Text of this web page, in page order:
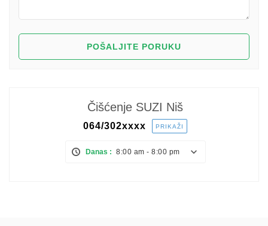
Čišćenje SUZI Niš
064/302xxxx PRIKAŽI
Danas : 8:00 am - 8:00 pm